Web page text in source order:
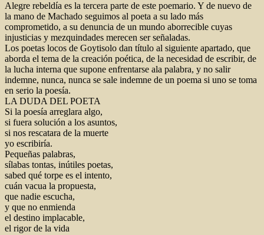
Alegre rebeldía es la tercera parte de este poemario. Y de nuevo de
la mano de Machado seguimos al poeta a su lado más
comprometido, a su denuncia de un mundo aborrecible cuyas
injusticias y mezquindades merecen ser señaladas.
Los poetas locos de Goytisolo dan título al siguiente apartado, que
aborda el tema de la creación poética, de la necesidad de escribir, de
la lucha interna que supone enfrentarse ala palabra, y no salir
indemne, nunca, nunca se sale indemne de un poema si uno se toma
en serio la poesía.
LA DUDA DEL POETA
Si la poesía arreglara algo,
si fuera solución a los asuntos,
si nos rescatara de la muerte
yo escribiría.
Pequeñas palabras,
sílabas tontas, inútiles poetas,
sabed qué torpe es el intento,
cuán vacua la propuesta,
que nadie escucha,
y que no enmienda
el destino implacable,
el rigor de la vida